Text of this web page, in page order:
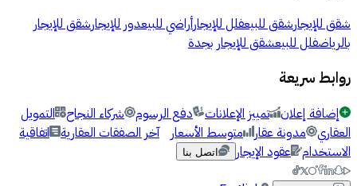
شقق للإيجارشقق للبيعفلل للإيجارأراضي للبيعدور للإيجارشقق للإيجار
بالرياضفلل للبيعشقق للإيجار بجدة
روابط سريعة
إضافة إعلان تمييز الإعلانات دفع الرسوم شركاء النجاح التمويل
العقاري مدونة عقار متوسط الأسعار آخر الصفقات العقارية اتفاقية
الاستخدام عقود الإيجار اتصل بنا